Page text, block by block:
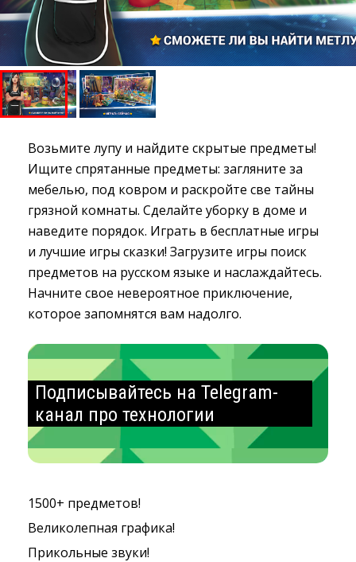
Возьмите лупу и найдите скрытые предметы!
Ищите спрятанные предметы: загляните за
мебелью, под ковром и раскройте све тайны
грязной комнаты. Сделайте уборку в доме и
наведите порядок. Играть в бесплатные игры
и лучшие игры сказки! Загрузите игры поиск
предметов на русском языке и наслаждайтесь.
Начните свое невероятное приключение,
которое запомнятся вам надолго.
Подписывайтесь на Telegram-
канал про технологии
1500+ предметов!
Великолепная графика!
Прикольные звуки!